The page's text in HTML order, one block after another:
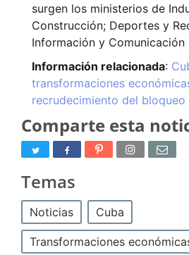
surgen los ministerios de
Construcción; Deportes y
Información y Comunicación
Información relacionada:
transformaciones
recrudecimiento del bloqueo
Comparte esta
Temas
Noticias Cuba
Transformaciones